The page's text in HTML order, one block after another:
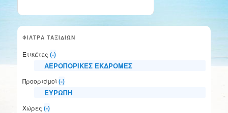
ΦΙΛΤΡΑ ΤΑΞΙΔΙΩΝ
Ετικέτες(-)
ΑΕΡΟΠΟΡΙΚΕΣ ΕΚΔΡΟΜΕΣ
Προορισμοί(-)
ΕΥΡΩΠΗ
Χώρες(-)